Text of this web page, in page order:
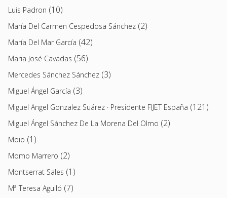
Luis Padron (10)
María Del Carmen Cespedosa Sánchez (2)
María Del Mar García (42)
Maria José Cavadas (56)
Mercedes Sánchez Sánchez (3)
Miguel Ángel García (3)
Miguel Angel Gonzalez Suárez · Presidente FIJET España (121)
Miguel Ángel Sánchez De La Morena Del Olmo (2)
Moio (1)
Momo Marrero (2)
Montserrat Sales (1)
Mª Teresa Aguiló (7)